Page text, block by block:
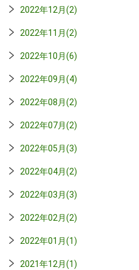
2022年12月(2)
2022年11月(2)
2022年10月(6)
2022年09月(4)
2022年08月(2)
2022年07月(2)
2022年05月(3)
2022年04月(2)
2022年03月(3)
2022年02月(2)
2022年01月(1)
2021年12月(1)